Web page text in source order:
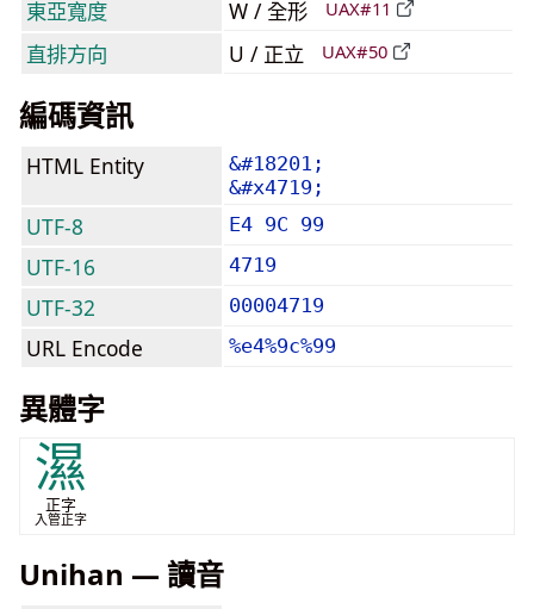
東亞寬度
W / 全形 UAX#11
直排方向 U / 正立 UAX#50
編碼資訊
HTML Entity
&#18201;
&#x4719;
UTF-8 E4 9C 99
UTF-16 4719
UTF-32 00004719
URL Encode %e4%9c%99
異體字
濕
正字
入管正字
Unihan — 讀音